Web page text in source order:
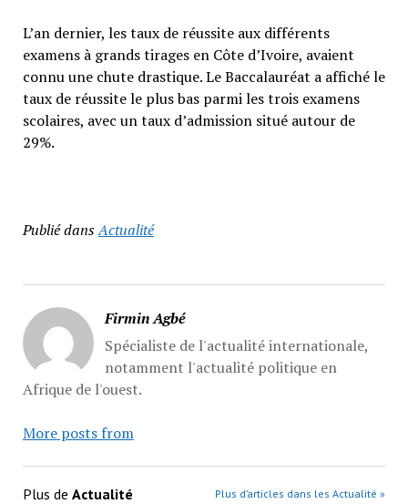
L’an dernier, les taux de réussite aux différents
examens à grands tirages en Côte d’Ivoire, avaient
connu une chute drastique. Le Baccalauréat a affiché le
taux de réussite le plus bas parmi les trois examens
scolaires, avec un taux d’admission situé autour de
29%.
Publié dansActualité
Firmin Agbé
Spécialiste de l'actualité internationale,
notamment l'actualité politique en
Afrique de l'ouest.
More posts from
Plus de Actualité Plus d’articles dans les Actualité »